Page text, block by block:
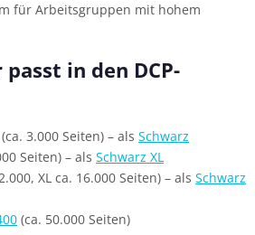
für Arbeitsgruppen mit hohem
in den DCP-
(ca. 3.000 Seiten) – als Schwarz
Seiten) – als Schwarz XL
XL ca. 16.000 Seiten) – als Schwarz
(ca. 50.000 Seiten)